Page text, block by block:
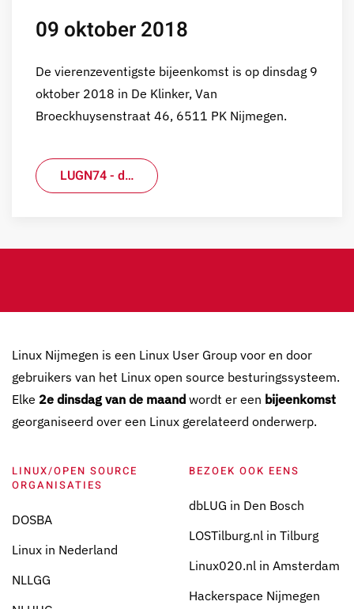
09 oktober 2018
De vierenzeventigste bijeenkomst is op dinsdag 9
oktober 2018 in De Klinker, Van
Broeckhuysenstraat 46, 6511 PK Nijmegen.
LUGN74 - d…
Linux Nijmegen is een Linux User Group voor en door
gebruikers van het Linux open source besturingssysteem.
Elke 2e dinsdag van de maand wordt er een bijeenkomst
georganiseerd over een Linux gerelateerd onderwerp.
LINUX/OPEN SOURCE
ORGANISATIES
DOSBA
Linux in Nederland
NLLGG
BEZOEK OOK EENS
dbLUG in Den Bosch
LOSTilburg.nl in Tilburg
Linux020.nl in Amsterdam
Hackerspace Nijmegen